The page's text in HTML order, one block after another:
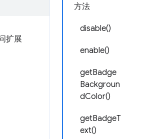
方法
disable()
enable()
getBadge
Backgroun
dColor()
getBadgeT
ext()
扩展